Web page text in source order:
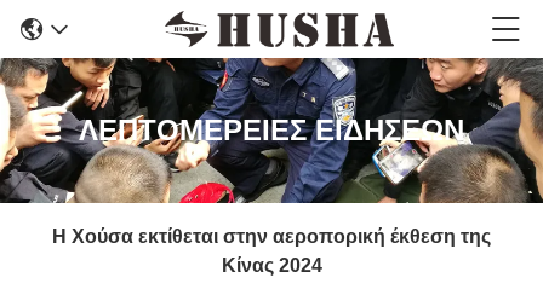
ΛΕΠΤΟΜΕΡΕΙΕΣ ΕΙΔΗΣΕΩΝ
Η Χούσα εκτίθεται στην αεροπορική έκθεση της
Κίνας 2024